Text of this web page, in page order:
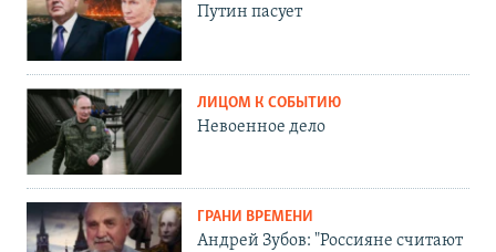
Путин пасует
ЛИЦОМ К СОБЫТИЮ
Невоенное дело
ГРАНИ ВРЕМЕНИ
Андрей Зубов: "Россияне считают